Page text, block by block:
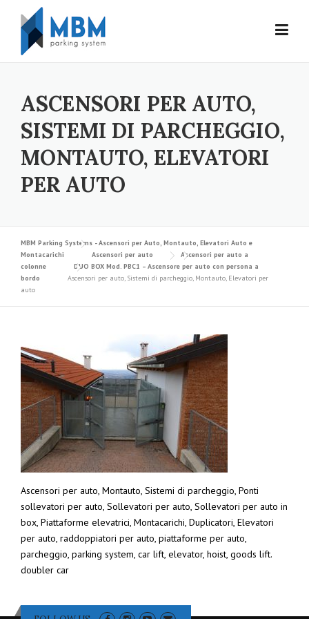
Skip to content
ASCENSORI PER AUTO,
SISTEMI DI PARCHEGGIO,
MONTAUTO, ELEVATORI
PER AUTO
MBM Parking Systems - Ascensori per Auto, Montauto, Elevatori Auto e
Montacarichi
Ascensori per auto
Ascensori per auto a
colonne
DUO BOX Mod. PBC1 – Ascensore per auto con persona a
bordo
Ascensori per auto, Sistemi di parcheggio, Montauto, Elevatori per
auto
Ascensori per auto, Montauto, Sistemi di parcheggio, Ponti
sollevatori per auto, Sollevatori per auto, Sollevatori per auto in
box, Piattaforme elevatrici, Montacarichi, Duplicatori, Elevatori
per auto, raddoppiatori per auto, piattaforme per auto,
parcheggio, parking system, car lift, elevator, hoist, goods lift.
doubler car